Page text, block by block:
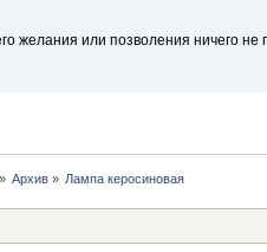
желания или позволения ничего не
Архив » Лампа керосиновая